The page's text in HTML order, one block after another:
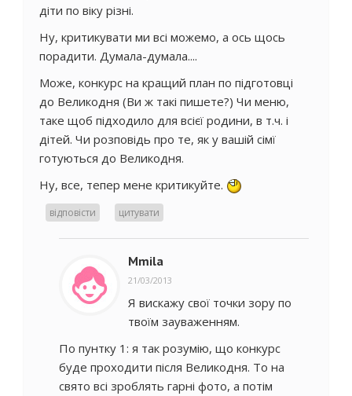
діти по віку різні.
Ну, критикувати ми всі можемо, а ось щось
порадити. Думала-думала....
Може, конкурс на кращий план по підготовці
до Великодня (Ви ж такі пишете?) Чи меню,
таке щоб підходило для всієї родини, в т.ч. і
дітей. Чи розповідь про те, як у вашій сімї
готуються до Великодня.
Ну, все, тепер мене критикуйте.
відповісти цитувати
Mmila
21/03/2013
Я вискажу свої точки зору по
твоїм зауваженням.
По пунтку 1: я так розумію, що конкурс
буде проходити після Великодня. То на
свято всі зроблять гарні фото, а потім